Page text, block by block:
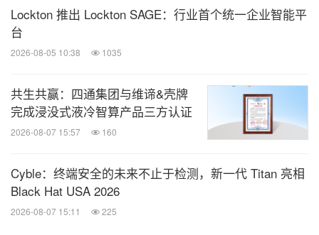
Lockton 推出 Lockton SAGE：行业首个统一企业智能平
台
2026-08-05 10:38 1035
共生共赢：四通集团与维谛&壳牌
完成浸没式液冷智算产品三方认证
2026-08-07 15:57 160
Cyble：终端安全的未来不止于检测，新一代 Titan 亮相
Black Hat USA 2026
2026-08-07 15:11 225